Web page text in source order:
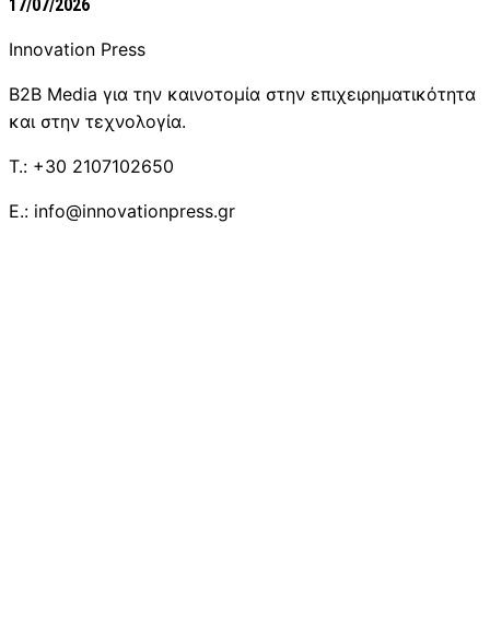
17/07/2026
Innovation Press
B2B Media για την καινοτομία στην επιχειρηματικότητα
και στην τεχνολογία.
T.: +30 2107102650
E.: info@innovationpress.gr